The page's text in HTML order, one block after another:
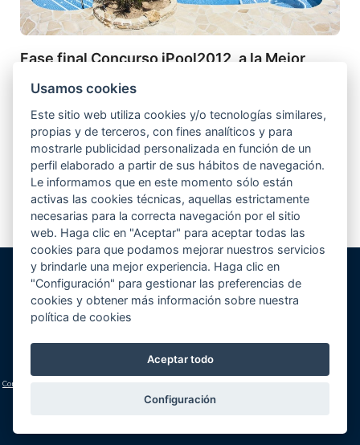
Fase final Concurso iPool2012, a la Mejor
Desde hace unos meses, estamos participando en el concurso que elige
la mejor piscina de europa según la revista Eurospapoolsnews. Se
presentaban hasta un total de 5 piscinas por empresa...Leer más
1 2 3 4 >
Gunitec Pool Spa, s.l.
José Luis Borges, s/n - Apd. 477
03730 Jávea/Xàbia (Alicante)
Teléfono:+34 965 790 546
lucas@gunitec.com
Condiciones generales
Usamos cookies
Este sitio web utiliza cookies y/o tecnologías similares,
propias y de terceros, con fines analíticos y para
mostrarle publicidad personalizada en función de un
perfil elaborado a partir de sus hábitos de navegación.
Le informamos que en este momento sólo están
activas las cookies técnicas, aquellas estrictamente
necesarias para la correcta navegación por el sitio
web. Haga clic en "Aceptar" para aceptar todas las
cookies para que podamos mejorar nuestros servicios
y brindarle una mejor experiencia. Haga clic en
"Configuración" para gestionar las preferencias de
cookies y obtener más información sobre nuestra
política de cookies
Aceptar todo
Configuración